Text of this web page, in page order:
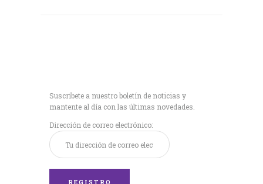
Suscríbete a nuestro boletín de noticias y
mantente al día con las últimas novedades.
Dirección de correo electrónico: